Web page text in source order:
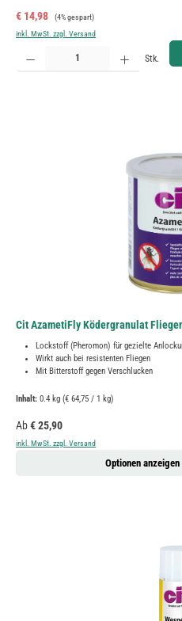
Verkaufspreis:
€ 14,98 Regulärer Preis:
(4% gespart)
inkl. MwSt. zzgl. Versand
Produkt Anzahl: Gib den gewünschten Wert
Stk.
Cit AzametiFly Ködergranulat
Lockstoff (Pheromon) für gezielte
Wirkt auch bei resistenten Fliegen
Mit Bitterstoff gegen Verschlucken
Inhalt: 0.4 kg (€ 64,75 / 1 kg)
Regulärer Preis:
Ab€ 25,90
inkl. MwSt. zzgl. Versand
Optionen anzeigen